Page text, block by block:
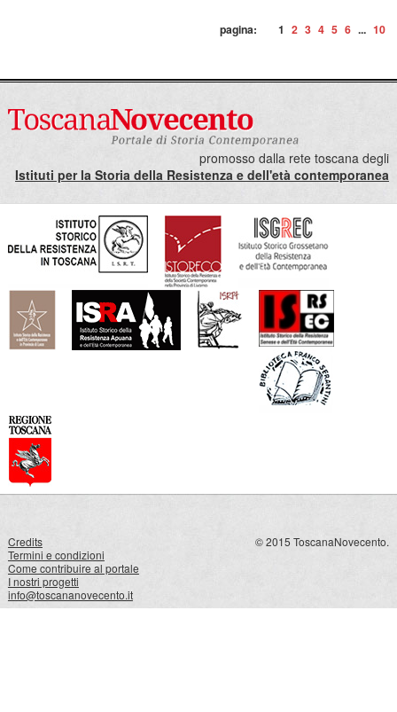
pagina: 1 2 3 4 5 6 ... 10
promosso dalla rete toscana degli
Istituti per la Storia della Resistenza e dell'età contemporanea
Credits
Termini e condizioni
Come contribuire al portale
I nostri progetti
info@toscananovecento.it
© 2015 ToscanaNovecento.